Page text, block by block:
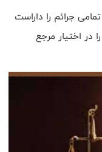
جرائم را داراست
در اختیار مرجع